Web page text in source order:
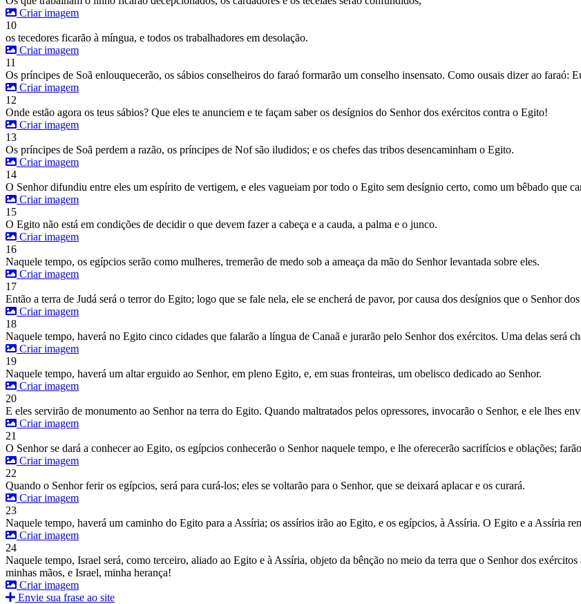
Criar imagem
10
os tecedores ficarão à míngua, e todos os trabalhadores em desolação.
Criar imagem
11
Os príncipes de Soã enlouquecerão, os sábios conselheiros do faraó formarão um conselho insensato. Como ousais dizer ao faraó:
Criar imagem
12
Onde estão agora os teus sábios? Que eles te anunciem e te façam saber os desígnios do Senhor dos exércitos contra o Egito!
Criar imagem
13
Os príncipes de Soã perdem a razão, os príncipes de Nof são iludidos; e os chefes das tribos desencaminham o Egito.
Criar imagem
14
O Senhor difundiu entre eles um espírito de vertigem, e eles vagueiam por todo o Egito sem desígnio certo, como um bêbado que
Criar imagem
15
O Egito não está em condições de decidir o que devem fazer a cabeça e a cauda, a palma e o junco.
Criar imagem
16
Naquele tempo, os egípcios serão como mulheres, tremerão de medo sob a ameaça da mão do Senhor levantada sobre eles.
Criar imagem
17
Então a terra de Judá será o terror do Egito; logo que se fale nela, ele se encherá de pavor, por causa dos desígnios que o Senhor
Criar imagem
18
Naquele tempo, haverá no Egito cinco cidades que falarão a língua de Canaã e jurarão pelo Senhor dos exércitos. Uma delas será
Criar imagem
19
Naquele tempo, haverá um altar erguido ao Senhor, em pleno Egito, e, em suas fronteiras, um obelisco dedicado ao Senhor.
Criar imagem
20
E eles servirão de monumento ao Senhor na terra do Egito. Quando maltratados pelos opressores, invocarão o Senhor, e ele lhes
Criar imagem
21
O Senhor se dará a conhecer ao Egito, os egípcios conhecerão o Senhor naquele tempo, e lhe oferecerão sacrifícios e oblações;
Criar imagem
22
Quando o Senhor ferir os egípcios, será para curá-los; eles se voltarão para o Senhor, que se deixará aplacar e os curará.
Criar imagem
23
Naquele tempo, haverá um caminho do Egito para a Assíria; os assírios irão ao Egito, e os egípcios, à Assíria. O Egito e a Assíria
Criar imagem
24
Naquele tempo, Israel será, como terceiro, aliado ao Egito e à Assíria, objeto da bênção no meio da terra que o Senhor dos
minhas mãos, e Israel, minha herança!
Criar imagem
Envie sua frase ao site